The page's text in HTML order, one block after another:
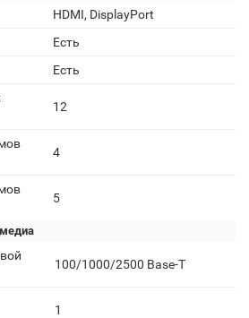
HDMI, DisplayPort
Есть
Есть
12
4
5
100/1000/2500 Base-T
1